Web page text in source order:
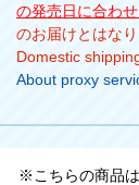
の発売日に合わ
のお届けとはなり
Domestic
About proxy
※こちらの商品